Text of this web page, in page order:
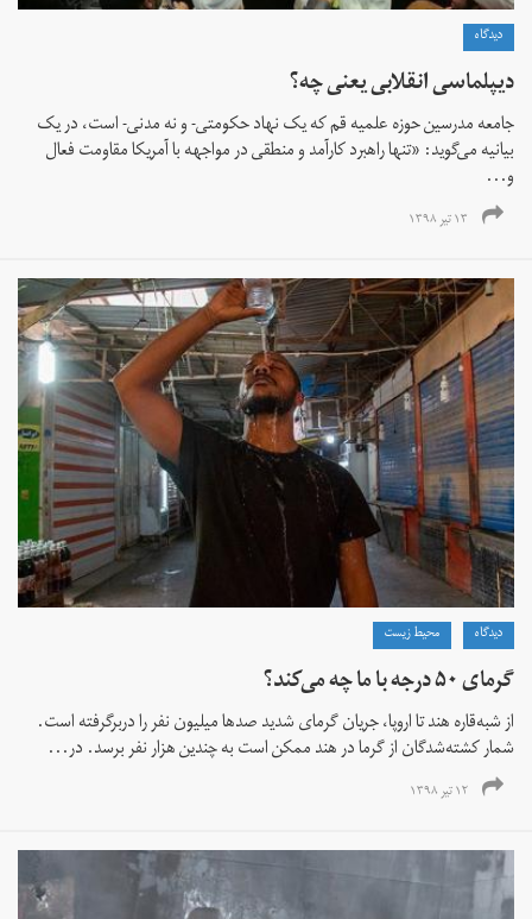
دیدگاه
دیپلماسی انقلابی یعنی چه؟
جامعه‌‌ مدرسین حوزه‌ علمیه قم که یک نهاد حکومتی- و نه مدنی- است، در یک
بیانیه می‌گوید: «تنها راهبرد کارآمد و منطقی در مواجهه با آمریکا مقاومت فعال
و...
۱۳ تیر ۱۳۹۸
دیدگاه محیط زیست
گرمای ۵۰ درجه با ما چه می‌کند؟
از شبه‌قاره هند تا اروپا، جریان گرمای شدید صدها میلیون نفر را دربرگرفته است.
شمار کشته‌شدگان از گرما در هند ممکن است به چندین هزار نفر برسد. در...
۱۲ تیر ۱۳۹۸